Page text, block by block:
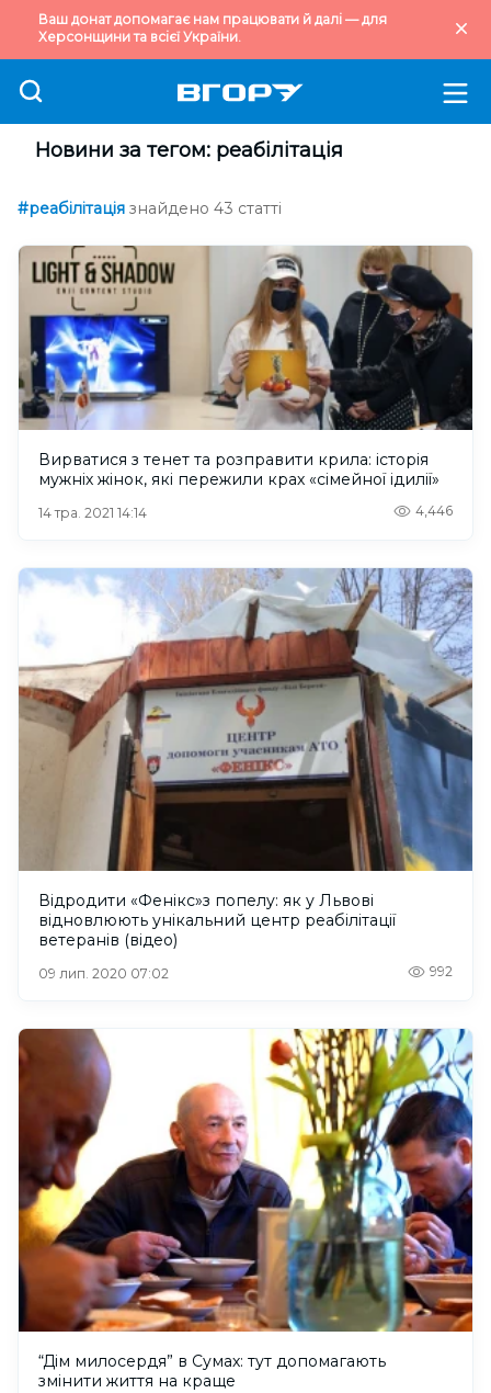
Ваш донат допомагає нам працювати й далі — для
Херсонщини та всієї України.
Новини за тегом: реабілітація
#реабілітація знайдено 43 статті
Вирватися з тенет та розправити крила: історія
мужніх жінок, які пережили крах «сімейної ідилії»
14 тра. 2021 14:14 4,446
Відродити «Фенікс»з попелу: як у Львові
відновлюють унікальний центр реабілітації
ветеранів (відео)
09 лип. 2020 07:02 992
“Дім милосердя” в Сумах: тут допомагають
змінити життя на краще